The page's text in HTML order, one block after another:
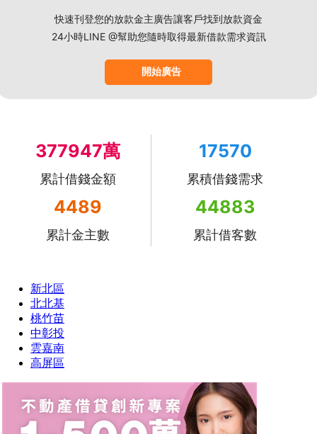
快速刊登您的放款金主廣告讓客戶找到放款資金
24小時LINE @幫助您隨時取得最新借款需求資訊
開始廣告
377947萬
累計借錢金額
17570
累積借錢需求
4489
累計金主數
44883
累計借客數